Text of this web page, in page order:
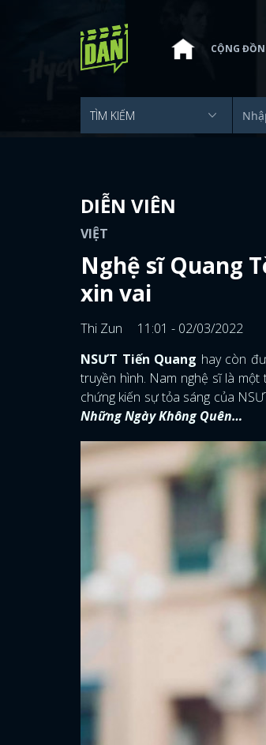
CỘNG
DIỄN VIÊN
VIỆT
Nghệ sĩ Quang
xin vai
Thi Zun
11:01 - 02/03/2022
NSƯT Tiến Quang hay còn
truyền hình. Nam nghệ sĩ là
chứng kiến sự tỏa sáng của
Những Ngày Không Quên…